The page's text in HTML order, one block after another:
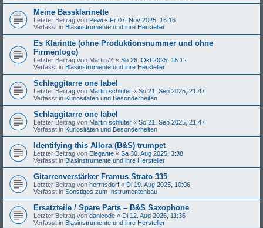
Meine Bassklarinette
Letzter Beitrag von Pewi « Fr 07. Nov 2025, 16:16
Verfasst in Blasinstrumente und ihre Hersteller
Es Klarintte (ohne Produktionsnummer und ohne
Firmenlogo)
Letzter Beitrag von Martin74 « So 26. Okt 2025, 15:12
Verfasst in Blasinstrumente und ihre Hersteller
Schlaggitarre one label
Letzter Beitrag von Martin schluter « So 21. Sep 2025, 21:47
Verfasst in Kuriositäten und Besonderheiten
Schlaggitarre one label
Letzter Beitrag von Martin schluter « So 21. Sep 2025, 21:47
Verfasst in Kuriositäten und Besonderheiten
Identifying this Allora (B&S) trumpet
Letzter Beitrag von Elegante « Sa 30. Aug 2025, 3:38
Verfasst in Blasinstrumente und ihre Hersteller
Gitarrenverstärker Framus Strato 335
Letzter Beitrag von herrnsdorf « Di 19. Aug 2025, 10:06
Verfasst in Sonstiges zum Instrumentenbau
Ersatzteile / Spare Parts – B&S Saxophone
Letzter Beitrag von danicode « Di 12. Aug 2025, 11:36
Verfasst in Blasinstrumente und ihre Hersteller